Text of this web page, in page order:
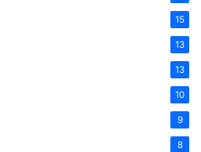
15
13
13
10
9
8